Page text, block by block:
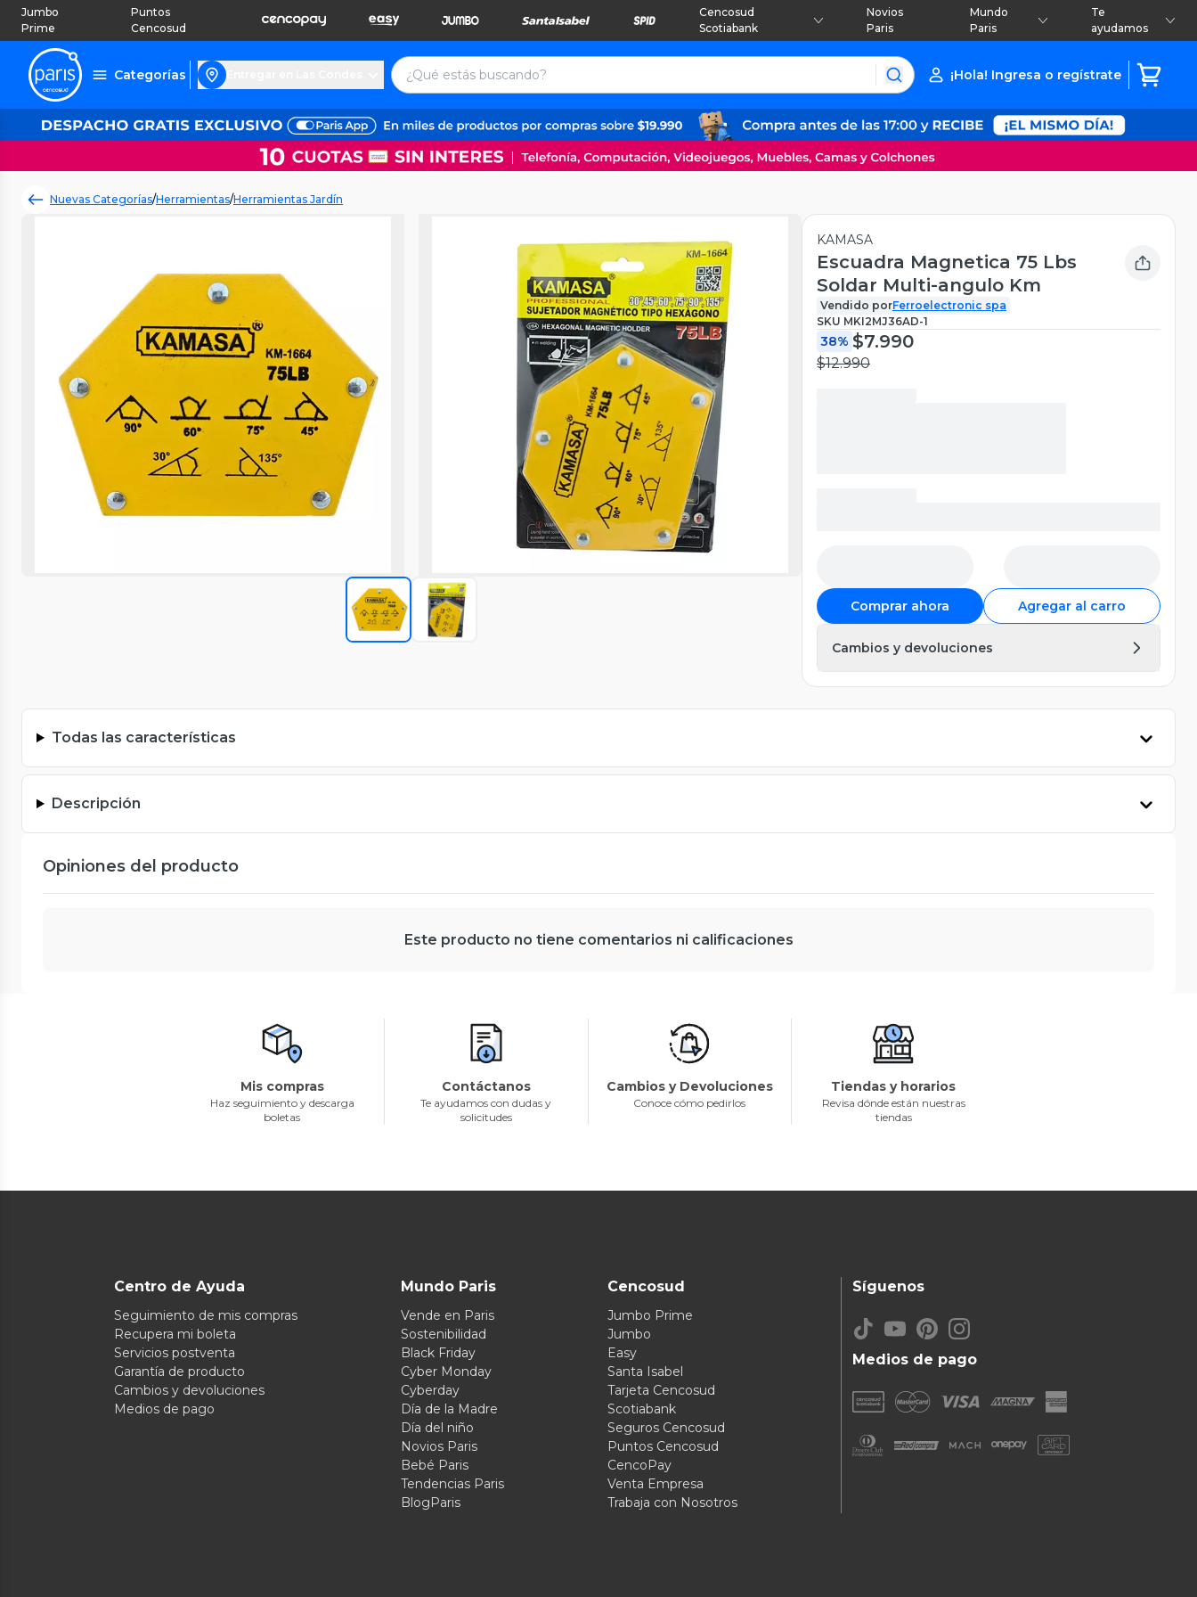
Jumbo
Prime
Puntos
Cencosud
Cencosud
Scotiabank
Novios
Paris
Mundo
Paris
Te
ayudamos
Categorías ¡Hola! Ingresa o regístrate
Nuevas Categorías/Herramientas/Herramientas Jardín
KAMASA
Escuadra Magnetica 75 Lbs
Soldar Multi-angulo Km
Vendido porFerroelectronic spa
SKU MKI2MJ36AD-1
38% $7.990
$12.990
Comprar ahora Agregar al carro
Cambios y devoluciones
Todas las características
Descripción
Opiniones del producto
Este producto no tiene comentarios ni calificaciones
Mis compras
Haz seguimiento y descarga
boletas
Contáctanos
Te ayudamos con dudas y
solicitudes
Cambios y Devoluciones
Conoce cómo pedirlos
Tiendas y horarios
Revisa dónde están nuestras
tiendas
Centro de Ayuda
Seguimiento de mis compras
Recupera mi boleta
Servicios postventa
Garantía de producto
Cambios y devoluciones
Medios de pago
Mundo Paris
Vende en Paris
Sostenibilidad
Black Friday
Cyber Monday
Cyberday
Día de la Madre
Día del niño
Novios Paris
Bebé Paris
Tendencias Paris
BlogParis
Cencosud
Jumbo Prime
Jumbo
Easy
Santa Isabel
Tarjeta Cencosud
Scotiabank
Seguros Cencosud
Puntos Cencosud
CencoPay
Venta Empresa
Trabaja con Nosotros
Medios de pago
Síguenos